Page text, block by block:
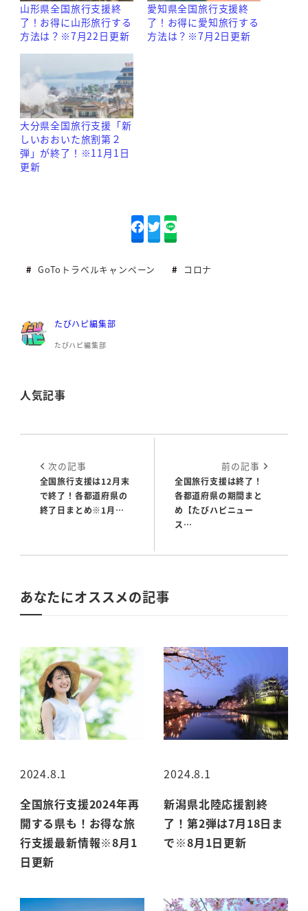
山形県全国旅行支援終
了！お得に山形旅行する
方法は？※7月22日更新
愛知県全国旅行支援終
了！お得に愛知旅行する
方法は？※7月2日更新
大分県全国旅行支援「新
しいおおいた旅割第２
弾」が終了！※11月1日
更新
人気記事
GoToトラベルキャンペーン コロナ
たびハピ編集部
たびハピ編集部
次の記事
全国旅行支援は12月末
で終了！各都道府県の
終了日まとめ※1月…
前の記事
全国旅行支援は終了！
各都道府県の期間まと
め【たびハピニュー
ス…
あなたにオススメの記事
2024.8.1
全国旅行支援2024年再
開する県も！お得な旅
行支援最新情報※8月1
日更新
2024.8.1
新潟県北陸応援割終
了！第2弾は7月18日ま
で※8月1日更新